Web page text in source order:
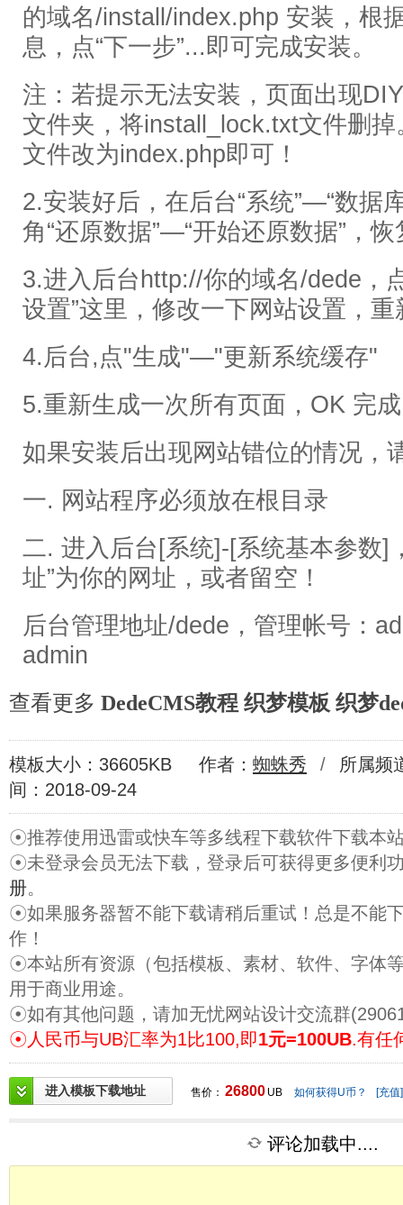
的域名/install/index.php 安装，根
息，点“下一步”...即可完成安装。
注：若提示无法安装，页面出现
文件夹，将install_lock.txt文件删
文件改为index.php即可！
2.安装好后，在后台“系统”—“数据
角“还原数据”—“开始还原数据”，
3.进入后台http://你的域名/dede，
设置”这里，修改一下网站设置，重
4.后台,点"生成"—"更新系统缓存"
5.重新生成一次所有页面，OK 完
如果安装后出现网站错位的情况，
一. 网站程序必须放在根目录
二. 进入后台[系统]-[系统基本参数]
址”为你的网址，或者留空！
后台管理地址/dede，管理帐号：
admin
查看更多 DedeCMS教程 织梦模板 织梦
模板大小：36605KB 作者： 蜘蛛秀 /
所属频
间：2018-09-24
☉推荐使用迅雷或快车等多线程下载软件下载本
☉未登录会员无法下载，登录后可获得更多便利
册。
☉如果服务器暂不能下载请稍后重试！总是不能
作！
☉本站所有资源（包括模板、素材、软件、字体
用于商业用途。
☉如有其他问题，请加无忧网站设计交流群
☉人民币与UB汇率为1比100,即1元=100UB.有任
进入模板下载地址 售价： 26800 UB 如何获得U币？ [充值]
评论加载中....